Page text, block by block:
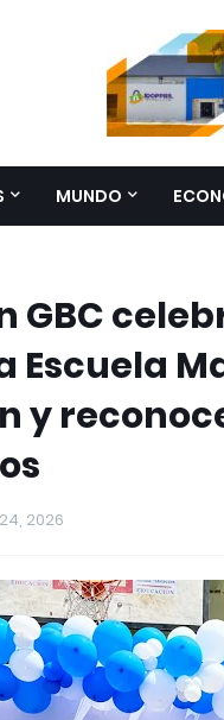
MUNDO
GBC
Escuela
y
2026